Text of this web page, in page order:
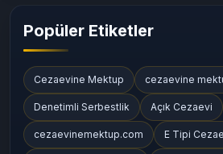
Popüler Etiketler
Cezaevine Mektup cezaevine
Denetimli Serbestlik Açık Cezaevi
cezaevinemektup.com E Tipi